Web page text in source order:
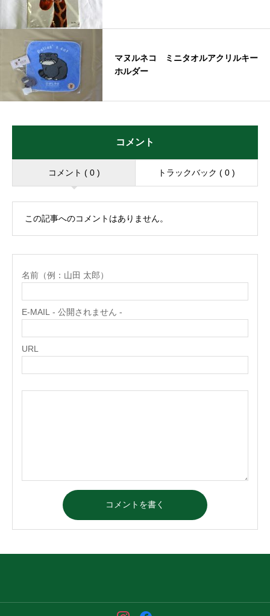
マヌルネコ ミニタオルアクリルキー
ホルダー
コメント
コメント ( 0 ) トラックバック ( 0 )
この記事へのコメントはありません。
名前（例：山田 太郎）
E-MAIL - 公開されません -
URL
コメントを書く